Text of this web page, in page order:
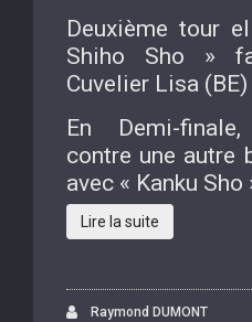
Deuxième tour
Shiho Sho »
Cuvelier Lisa
En Demi-
contre une autre
avec « Kanku Sho
Lire la suite
Raymond DUMONT